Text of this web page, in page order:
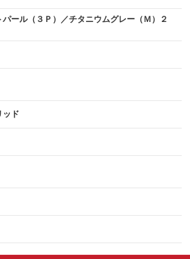
パール（３Ｐ）／チタニウムグレー（Ｍ）２
ッド